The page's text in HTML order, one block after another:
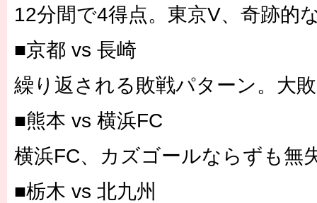
12分間で4得点。東京V、奇跡的
■京都 vs 長崎
繰り返される敗戦パターン。大
■熊本 vs 横浜FC
横浜FC、カズゴールならずも
■栃木 vs 北九州